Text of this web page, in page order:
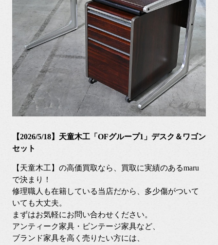
【2026/5/18】天童木工「OFグループ1」デスク＆ワゴン
セット
【天童木工】の高価買取なら、買取に実績のあるmaru
で決まり！
修理職人も在籍している当店だから、多少傷がついて
いても大丈夫。
まずはお気軽にお問い合わせください。
アンティーク家具・ビンテージ家具など、
ブランド家具を高く売りたい方には、